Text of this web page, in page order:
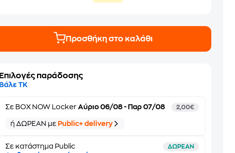
Προσθήκη στο καλάθι
Επιλογές παράδοσης
Βάλε ΤΚ
Σε BOX NOW Locker Αύριο 06/08 - Παρ 07/08 2,00€
ή ΔΩΡΕΑΝ με Public+ delivery
Σε κατάστημα Public ΔΩΡΕΑΝ